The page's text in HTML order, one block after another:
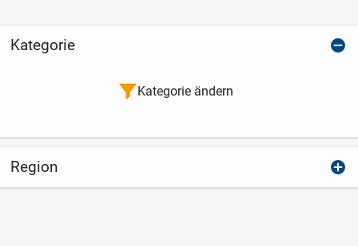
Kategorie
Kategorie ändern
Region